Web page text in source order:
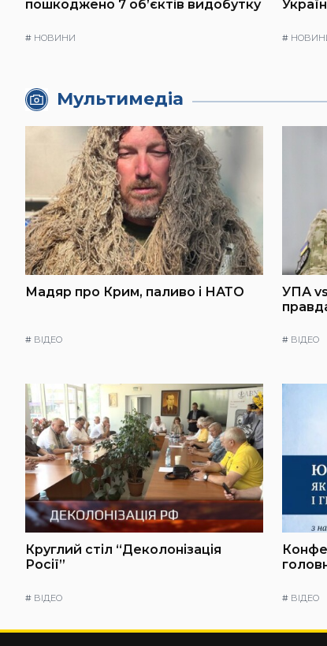
пошкоджено 7 об’єктів видобутку
# НОВИНИ #
Мультимедіа
Мадяр про Крим, паливо і НАТО
# ВІДЕО
УПА
# ВІДЕО
Круглий стіл “Деколонізація
Росії”
# ВІДЕО # ВІДЕО